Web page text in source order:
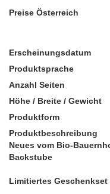
Preise Österreich
Erscheinungsdatum
Produktsprache
Anzahl Seiten
Höhe / Breite / Gewicht
Produktform
Produktbeschreibung
Neues vom Bio-
Backstube
Limitiertes